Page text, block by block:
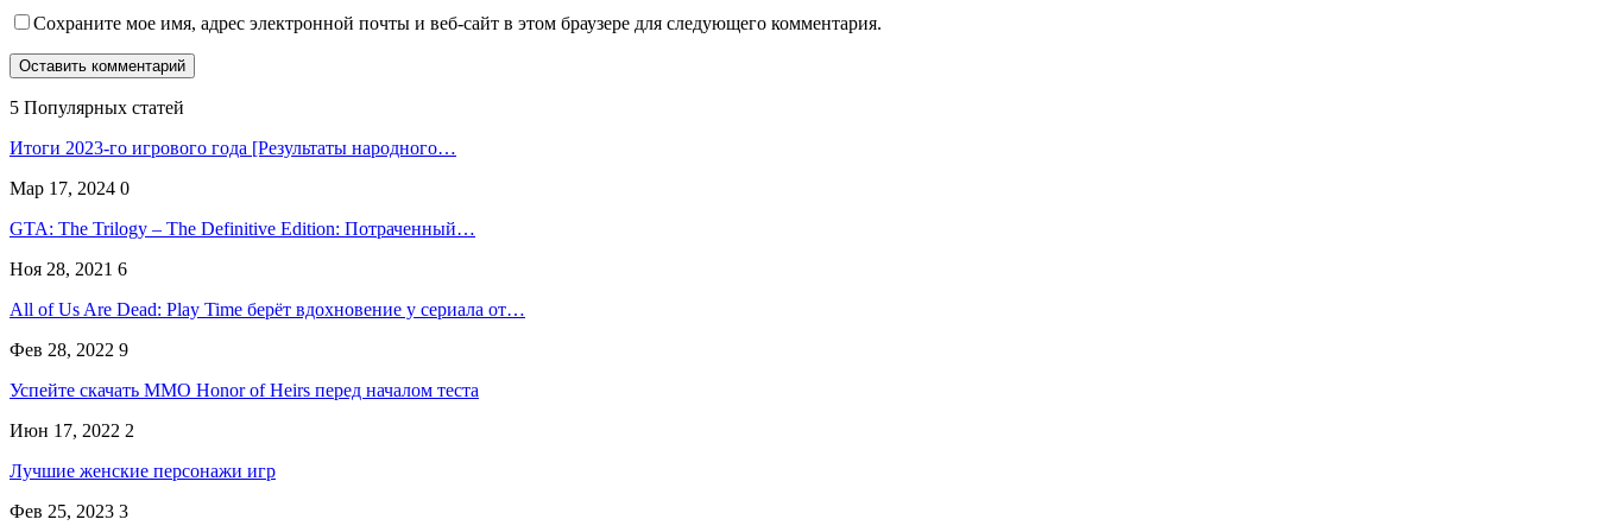
Сохраните мое имя, адрес электронной почты и веб-сайт в этом браузере для следующего комментария.
5 Популярных статей
Итоги 2023-го игрового года [Результаты народного…
Мар 17, 2024 0
GTA: The Trilogy – The Definitive Edition: Потраченный…
Ноя 28, 2021 6
All of Us Are Dead: Play Time берёт вдохновение у сериала от…
Фев 28, 2022 9
Успейте скачать MMO Honor of Heirs перед началом теста
Июн 17, 2022 2
Лучшие женские персонажи игр
Фев 25, 2023 3